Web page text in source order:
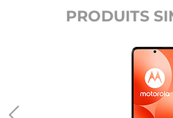
PRODUITS